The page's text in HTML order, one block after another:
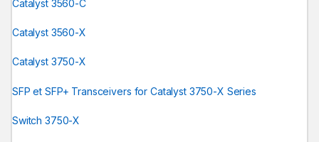
Catalyst 3560-C
Catalyst 3560-X
Catalyst 3750-X
SFP et SFP+ Transceivers for Catalyst 3750-X Series
Switch 3750-X